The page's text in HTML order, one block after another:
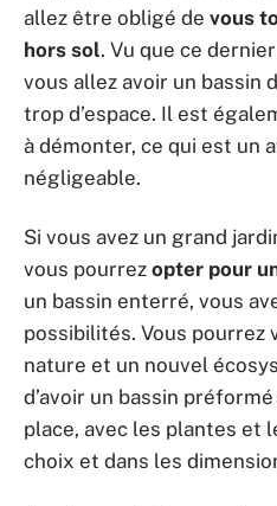
allez être obligé de vous
hors sol. Vu que ce
vous allez avoir un bassin
trop d’espace. Il est
à démonter, ce qui est un
négligeable.
Si vous avez un grand
vous pourrez opter pour
un bassin enterré, vous
possibilités. Vous pourrez
nature et un nouvel
d’avoir un bassin
place, avec les plantes et
choix et dans les